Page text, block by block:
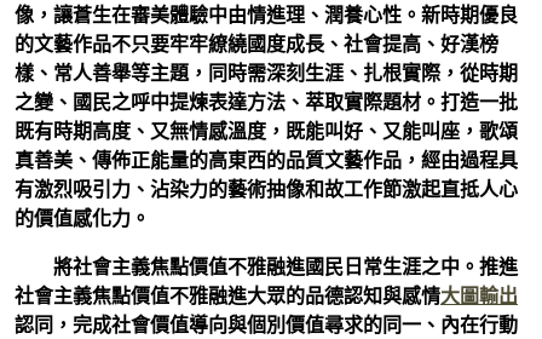
像，讓蒼生在審美體驗中由情進理、潤養心性。新時期優良
的文藝作品不只要牢牢繚繞國度成長、社會提高、好漢榜
樣、常人善舉等主題，同時需深刻生涯、扎根實際，從時期
之變、國民之呼中提煉表達方法、萃取實際題材。打造一批
既有時期高度、又無情感溫度，既能叫好、又能叫座，歌頌
真善美、傳佈正能量的高東西的品質文藝作品，經由過程具
有激烈吸引力、沾染力的藝術抽像和故工作節激起直抵人心
的價值感化力。
將社會主義焦點價值不雅融進國民日常生涯之中。推進
社會主義焦點價值不雅融進大眾的品德認知與感情大圖輸出
認同，完成社會價值導向與個別價值尋求的同一、內在行動